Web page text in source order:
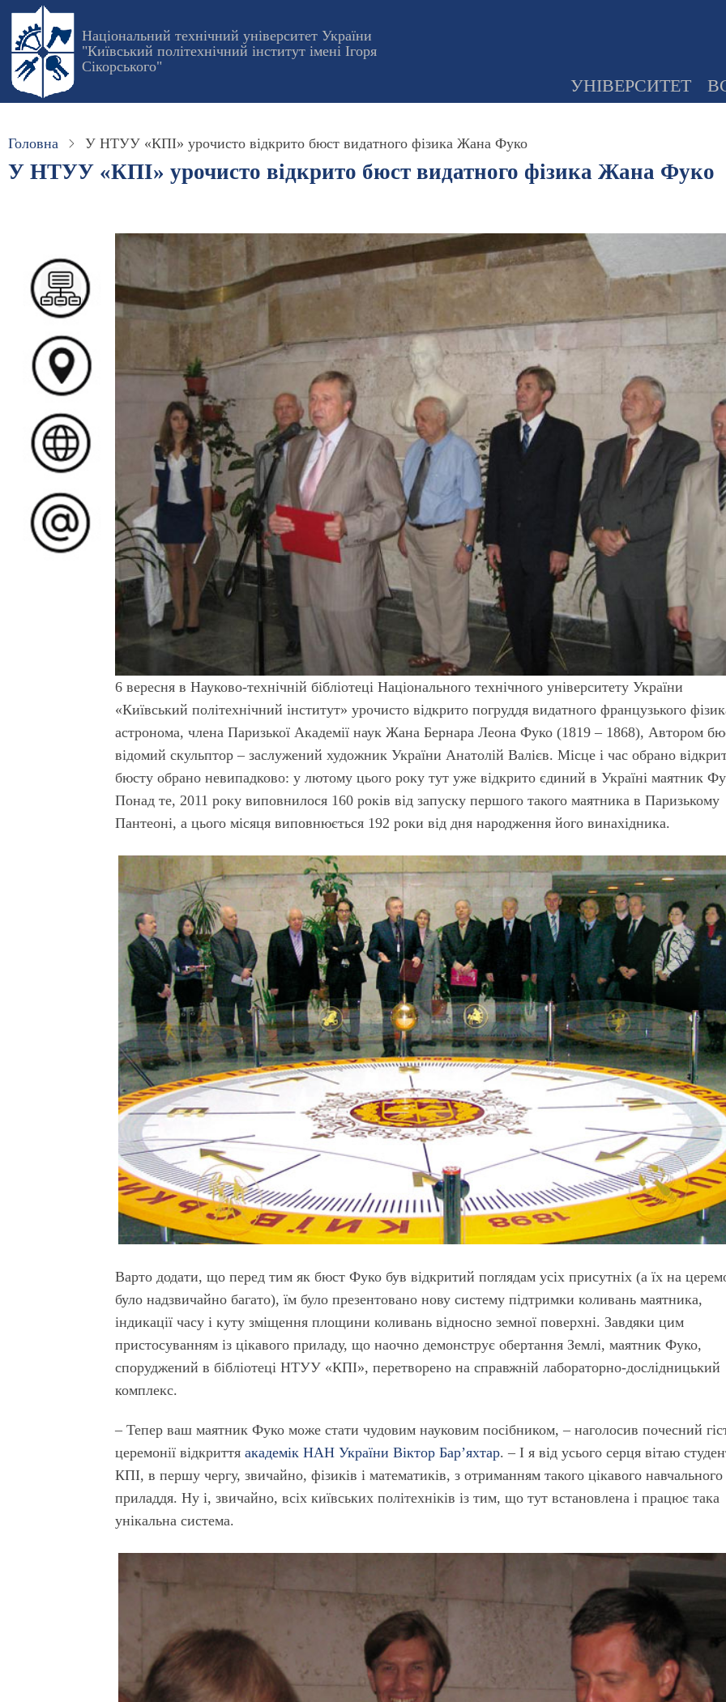
Перейти
основного
вмісту
Національний технічний університет України
"Київський політехнічний інститут імені Ігоря
Сікорського"
УНІВЕРСИТЕТ
Головна У НТУУ «КПІ» урочисто відкрито бюст видатного фізика Жана Фуко
У НТУУ «КПІ» урочисто відкрито бюст видатного фізика Жана Фуко
6 вересня в Науково-технічній бібліотеці Національного технічного університету України
«Київський політехнічний інститут» урочисто відкрито погруддя видатного французького
астронома, члена Паризької Академії наук Жана Бернара Леона Фуко (1819 – 1868), Автором
відомий скульптор – заслужений художник України Анатолій Валієв. Місце і час обрано
бюсту обрано невипадково: у лютому цього року тут уже відкрито єдиний в Україні маятник
Понад те, 2011 року виповнилося 160 років від запуску першого такого маятника в Паризькому
Пантеоні, а цього місяця виповнюється 192 роки від дня народження його винахідника.
Варто додати, що перед тим як бюст Фуко був відкритий поглядам усіх присутніх (а їх на
було надзвичайно багато), їм було презентовано нову систему підтримки коливань маятника,
індикації часу і куту зміщення площини коливань відносно земної поверхні. Завдяки цим
пристосуванням із цікавого приладу, що наочно демонструє обертання Землі, маятник Фуко,
споруджений в бібліотеці НТУУ «КПІ», перетворено на справжній лабораторно-дослідницький
комплекс.
– Тепер ваш маятник Фуко може стати чудовим науковим посібником, – наголосив почесний
церемонії відкриттяакадемік НАН України Віктор Бар’яхтар. – І я від усього серця вітаю
КПІ, в першу чергу, звичайно, фізиків і математиків, з отриманням такого цікавого навчального
приладдя. Ну і, звичайно, всіх київських політехніків із тим, що тут встановлена і працює така
унікальна система.